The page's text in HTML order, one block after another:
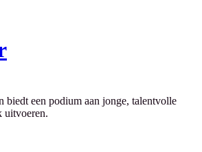
biedt een podium aan jonge, talentvolle
uitvoeren.